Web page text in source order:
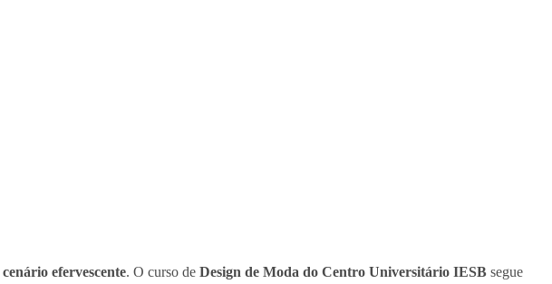
cenário efervescente. O curso de Design de Moda do Centro Universitário IESB segue